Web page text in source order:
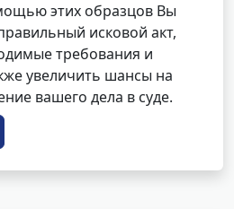
этих образцов Вы
исковой акт,
требования и
увеличить шансы на
вашего дела в суде.